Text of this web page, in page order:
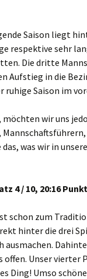
Saison liegt
respektive sehr
Die dritte
Aufstieg in die
ruhige Saison im
wir uns
das, was wir in
4 / 10, 20:16
schon zum
hinter die drei
ausmachen.
Unser
Ding! Umso